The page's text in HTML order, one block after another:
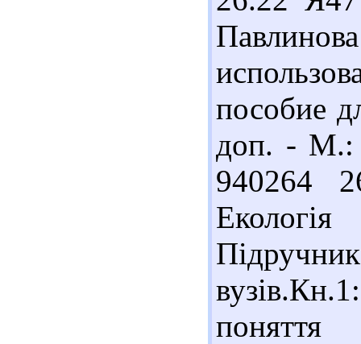
пособие
доп. - М.:
940264